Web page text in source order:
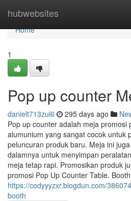
hubwebsites
Home
Home
1
Pop up counter
danielt713zul6 295 days ago
Pop up counter adalah meja promosi
alumunium yang sangat cocok untuk
peluncuran produk baru. Meja ini
dalamnya untuk menyimpan
meja tetap rapi. Promosikan produk
promosi Pop Up Counter Table. Booth
https://codyyyzxr.blogdun.com/
booth